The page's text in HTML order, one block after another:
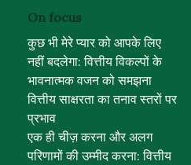
On focus
कुछ भी मेरे प्यार को आपके लिए
नहीं बदलेगा: वित्तीय विकल्पों के
भावनात्मक वजन को समझना
वित्तीय साक्षरता का तनाव स्तरों पर
प्रभाव
एक ही चीज़ करना और अलग
परिणामों की उम्मीद करना: वित्तीय